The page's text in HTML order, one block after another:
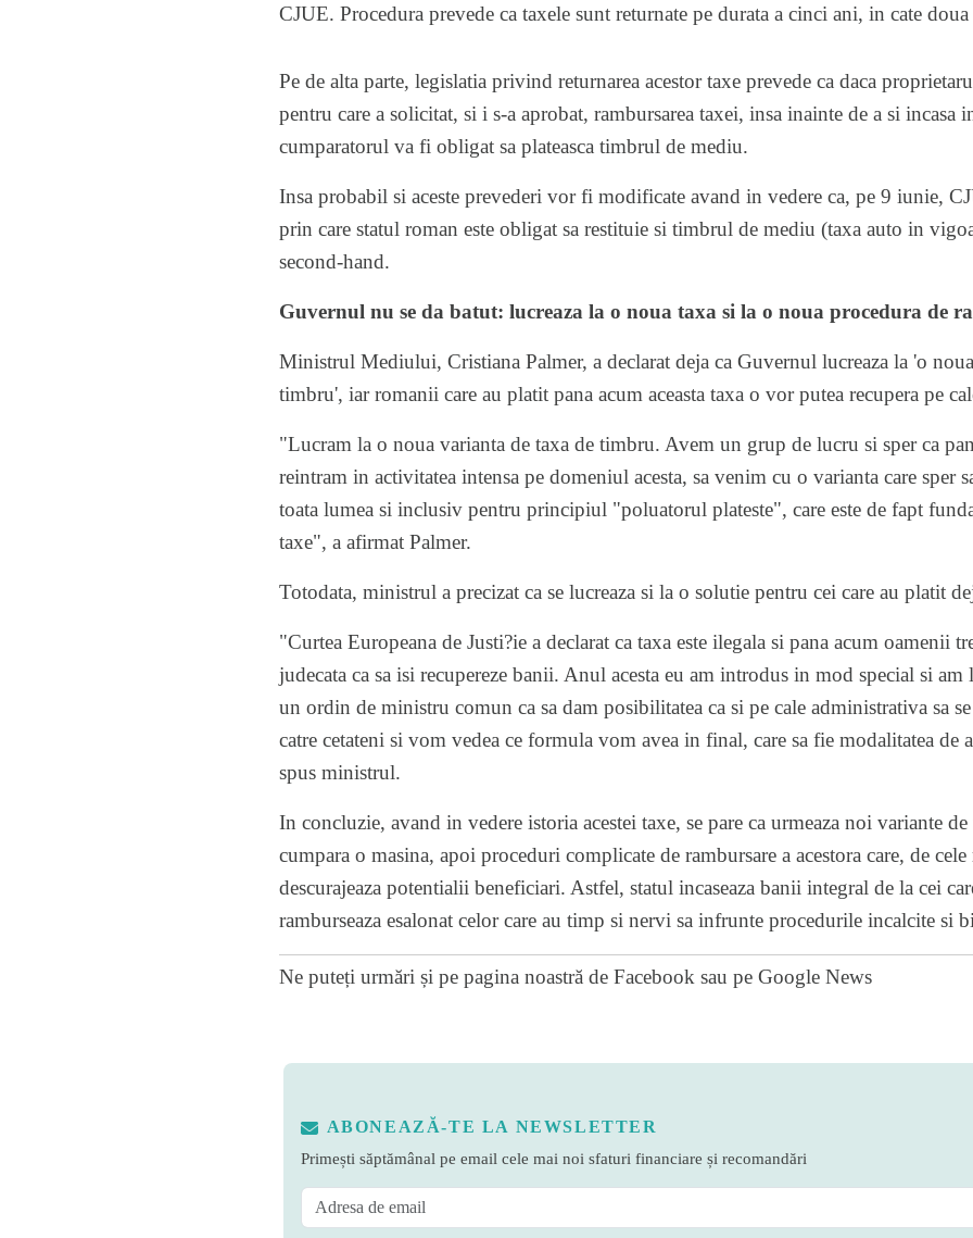
CJUE. Procedura prevede ca taxele sunt returnate pe durata a cinci ani, in cate doua
Pe de alta parte, legislatia privind returnarea acestor taxe prevede ca daca
pentru care a solicitat, si i s-a aprobat, rambursarea taxei, insa inainte de a si incasa
cumparatorul va fi obligat sa plateasca timbrul de mediu.
Insa probabil si aceste prevederi vor fi modificate avand in vedere ca, pe 9 iunie,
prin care statul roman este obligat sa restituie si timbrul de mediu (taxa auto in
second-hand.
Guvernul nu se da batut: lucreaza la o noua taxa si la o noua procedura de
Ministrul Mediului, Cristiana Palmer, a declarat deja ca Guvernul lucreaza la 'o
timbru', iar romanii care au platit pana acum aceasta taxa o vor putea recupera pe
"Lucram la o noua varianta de taxa de timbru. Avem un grup de lucru si sper ca
reintram in activitatea intensa pe domeniul acesta, sa venim cu o varianta care sper
toata lumea si inclusiv pentru principiul "poluatorul plateste", care este de fapt
taxe", a afirmat Palmer.
Totodata, ministrul a precizat ca se lucreaza si la o solutie pentru cei care au platit
"Curtea Europeana de Justi?ie a declarat ca taxa este ilegala si pana acum oamenii
judecata ca sa isi recupereze banii. Anul acesta eu am introdus in mod special si
un ordin de ministru comun ca sa dam posibilitatea ca si pe cale administrativa sa
catre cetateni si vom vedea ce formula vom avea in final, care sa fie modalitatea de
spus ministrul.
In concluzie, avand in vedere istoria acestei taxe, se pare ca urmeaza noi variante
cumpara o masina, apoi proceduri complicate de rambursare a acestora care, de
descurajeaza potentialii beneficiari. Astfel, statul incaseaza banii integral de la cei
ramburseaza esalonat celor care au timp si nervi sa infrunte procedurile incalcite si
Ne puteți urmări și pe pagina noastră de Facebook sau pe Google News
ABONEAZĂ-TE LA NEWSLETTER
Primești săptămânal pe email cele mai noi sfaturi financiare și recomandări